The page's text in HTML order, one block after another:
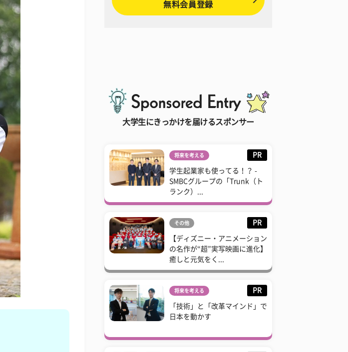
無料会員登録
大学生にきっかけを届けるスポンサー
将来を考える PR
学生起業家も使ってる！？ -
SMBCグループの「Trunk（ト
ランク）...
その他 PR
【ディズニー・アニメーション
の名作が“超”実写映画に進化】
癒しと元気をく...
将来を考える PR
「技術」と「改革マインド」で
日本を動かす